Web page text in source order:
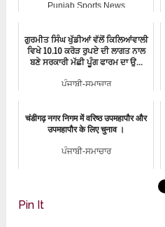
Punjab Sports News
ਗੁਰਮੀਤ ਸਿੰਘ ਖੁੱਡੀਆਂ ਵੱਲੋਂ ਕਿਲਿਆਂਵਾਲੀ
ਵਿਖੇ 10.10 ਕਰੋੜ ਰੁਪਏ ਦੀ ਲਾਗਤ ਨਾਲ
ਬਣੇ ਸਰਕਾਰੀ ਮੱਛੀ ਪੂੰਗ ਫਾਰਮ ਦਾ ਉ...
ਪੰਜਾਬੀ-ਸਮਾਚਾਰ
चंडीगढ़ नगर निगम में वरिष्ठ उपमहापौर और
उपमहापौर के लिए चुनाव ।
ਪੰਜਾਬੀ-ਸਮਾਚਾਰ
Pin It